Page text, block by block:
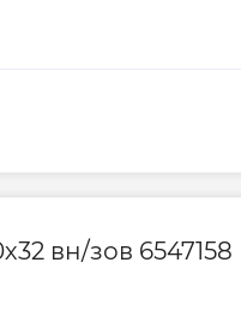
вн/зов 6547158